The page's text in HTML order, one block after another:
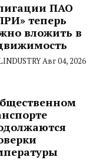
ПАО
теперь
вложить в
Авг 04, 2026